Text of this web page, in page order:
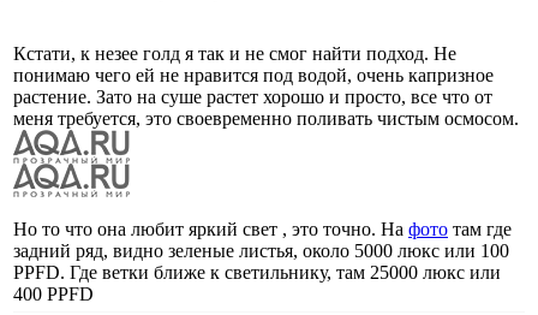
Кстати, к незее голд я так и не смог найти подход. Не
понимаю чего ей не нравится под водой, очень капризное
растение. Зато на суше растет хорошо и просто, все что от
меня требуется, это своевременно поливать чистым осмосом.
Но то что она любит яркий свет , это точно. На фото там где
задний ряд, видно зеленые листья, около 5000 люкс или 100
PPFD. Где ветки ближе к светильнику, там 25000 люкс или
400 PPFD